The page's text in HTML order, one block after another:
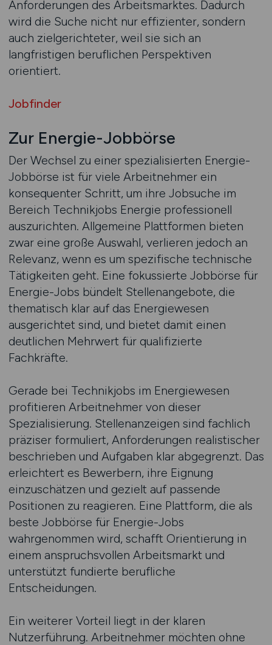
Anforderungen des Arbeitsmarktes. Dadurch
wird die Suche nicht nur effizienter, sondern
auch zielgerichteter, weil sie sich an
langfristigen beruflichen Perspektiven
orientiert.
Jobfinder
Zur Energie-Jobbörse
Der Wechsel zu einer spezialisierten Energie-
Jobbörse ist für viele Arbeitnehmer ein
konsequenter Schritt, um ihre Jobsuche im
Bereich Technikjobs Energie professionell
auszurichten. Allgemeine Plattformen bieten
zwar eine große Auswahl, verlieren jedoch an
Relevanz, wenn es um spezifische technische
Tätigkeiten geht. Eine fokussierte Jobbörse für
Energie-Jobs bündelt Stellenangebote, die
thematisch klar auf das Energiewesen
ausgerichtet sind, und bietet damit einen
deutlichen Mehrwert für qualifizierte
Fachkräfte.
Gerade bei Technikjobs im Energiewesen
profitieren Arbeitnehmer von dieser
Spezialisierung. Stellenanzeigen sind fachlich
präziser formuliert, Anforderungen realistischer
beschrieben und Aufgaben klar abgegrenzt. Das
erleichtert es Bewerbern, ihre Eignung
einzuschätzen und gezielt auf passende
Positionen zu reagieren. Eine Plattform, die als
beste Jobbörse für Energie-Jobs
wahrgenommen wird, schafft Orientierung in
einem anspruchsvollen Arbeitsmarkt und
unterstützt fundierte berufliche
Entscheidungen.
Ein weiterer Vorteil liegt in der klaren
Nutzerführung. Arbeitnehmer möchten ohne